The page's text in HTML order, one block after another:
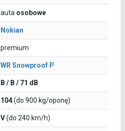
auta osobowe
Nokian
premium
WR Snowproof P
B / B / 71 dB
104(do 900 kg/oponę)
V(do 240 km/h)